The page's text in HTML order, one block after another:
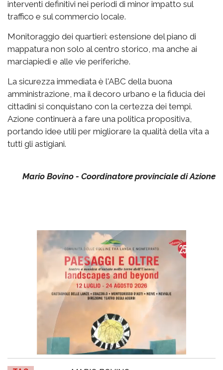
interventi definitivi nei periodi di minor impatto sul
traffico e sul commercio locale.
Monitoraggio dei quartieri: estensione del piano di
mappatura non solo al centro storico, ma anche ai
marciapiedi e alle vie periferiche.
La sicurezza immediata è l'ABC della buona
amministrazione, ma il decoro urbano e la fiducia dei
cittadini si conquistano con la certezza dei tempi.
Azione continuerà a fare una politica propositiva,
portando idee utili per migliorare la qualità della vita a
tutti gli astigiani.
Mario Bovino - Coordinatore provinciale di Azione